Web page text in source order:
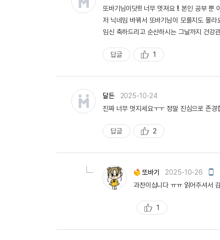
또바기님이닷!!! 너무 멋져요 !! 본인 공부 뿐
저 닉네임 바꿔서 또바기님이 모를지도 몰
임신 축하드리고 순산하시는 그날까지 건강
답글
추
천
1
달든
2025-10-24
진짜 너무 멋지세요ㅜㅜ 정말 진심으로 존경
답글
추
천
2
또바기 2025-10-26
모
일
과찬이십니다 ㅠㅠ 읽어주셔서
추
1